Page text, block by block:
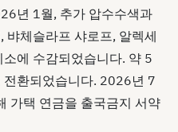
년 1월, 추가 압수수색과
뱌체슬라프 샤로프, 알렉세
에 수감되었습니다. 약 5
전환되었습니다. 2026년 7
가택 연금을 출국금지 서약